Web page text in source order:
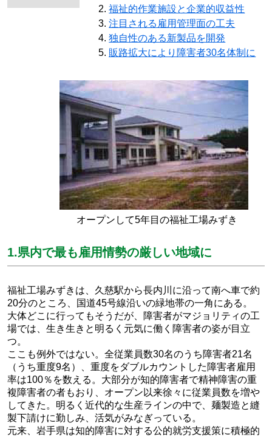
福祉的作業施設と企業的収益性
注目される雇用管理面の工夫
独自性のある新製品を開発
販路拡大により障害者30名体制に
オープンして5年目の福祉工場みずき
1.県内で最も雇用情勢の厳しい地域に
福祉工場みずきは、久慈駅から長内川に沿って南へ車で約
20分のところ、国道45号線沿いの緑地帯の一角にある。
大体どこに行ってもそうだが、障害者がマジョリティの工
場では、生き生きと明るく元気に働く障害者の姿が目立
つ。
ここも例外ではない。全従業員数30名のうち障害者21名
（うち重度9名）、重度をダブルカウントした障害者雇用
率は100％を数える。大部分が知的障害者で精神障害の重
複障害者の者もおり、オープン以来徐々に従業員数を増や
してきた。明るく近代的な生産ラインの中で、麺製造と縫
製下請けに勤しみ、活気がみなぎっている。
元来、岩手県は知的障害に対する公的就労支援策に積極的